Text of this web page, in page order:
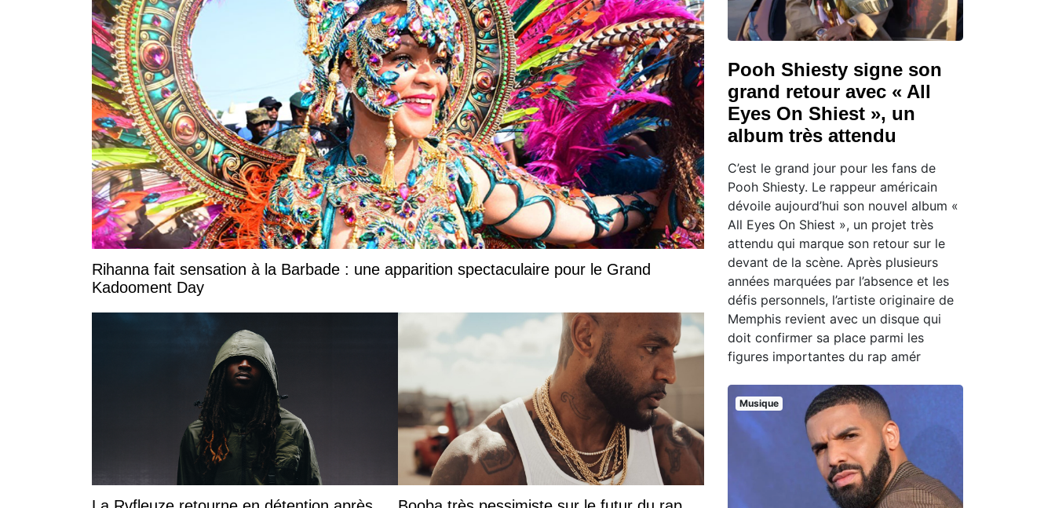
Rihanna fait sensation à la Barbade : une apparition spectaculaire pour le Grand
Kadooment Day
Pooh Shiesty signe son
grand retour avec « All
Eyes On Shiest », un
album très attendu
C’est le grand jour pour les fans de
Pooh Shiesty. Le rappeur américain
dévoile aujourd’hui son nouvel album «
All Eyes On Shiest », un projet très
attendu qui marque son retour sur le
devant de la scène. Après plusieurs
années marquées par l’absence et les
défis personnels, l’artiste originaire de
Memphis revient avec un disque qui
doit confirmer sa place parmi les
figures importantes du rap amér
Musique